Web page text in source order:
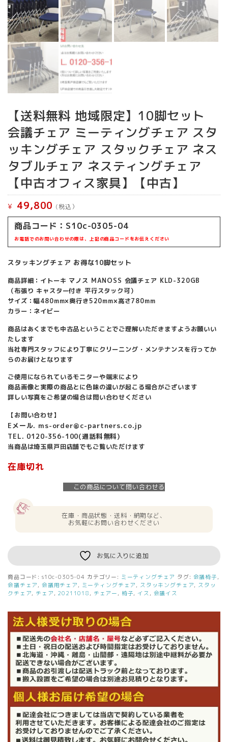
【送料無料 地域限定】10脚セット
会議チェア ミーティングチェア スタ
ッキングチェア スタックチェア ネス
タブルチェア ネスティングチェア
【中古オフィス家具】【中古】
¥ 49,800 (税込）
商品コード：S10c-0305-04
お電話でのお問い合わせの際は、上記の商品コードをお伝えください
スタッキングチェア お得な10脚セット
商品詳細：イトーキ マノス MANOSS 会議チェア KLD-320GB
（布張り キャスター付き 平行スタック可）
サイズ：幅480mm×奥行き520mm×高さ780mm
カラー：ネイビー
商品はあくまでも中古品ということでご理解いただきますようお願いい
たします
当社専門スタッフにより丁寧にクリーニング・メンテナンスを行ってか
らのお届けとなります
ご使用になられているモニターや端末により
商品画像と実際の商品とに色味の違いが起こる場合がございます
詳しい写真をご希望の場合は問い合わせください
【お問い合わせ】
Eメール. ms-order@c-partners.co.jp
TEL. 0120-356-100(通話料無料)
当商品は埼玉県戸田店舗でもご覧いただけます
在庫切れ
この商品について問い合わせる
在庫・商品状態・送料・納期など、
お気軽にお問い合わせください
お気に入りに追加
商品コード: s10c-0305-04 カテゴリー: ミーティングチェア タグ: 会議椅子 ,
会議チェア , 会議用チェア , ミーティングチェア , スタッキングチェア, スタッ
クチェア, チェア , 20211018 , チェアー , 椅子,イス , 会議イス